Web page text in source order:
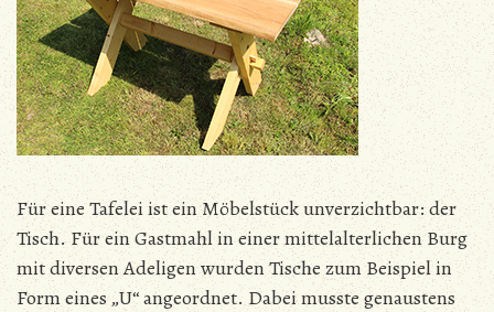
Für eine Tafelei ist ein Möbelstück unverzichtbar: der
Tisch. Für ein Gastmahl in einer mittelalterlichen Burg
mit diversen Adeligen wurden Tische zum Beispiel in
Form eines „U“ angeordnet. Dabei musste genaustens